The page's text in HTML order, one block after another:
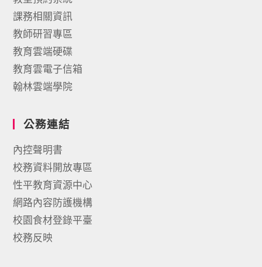
課務相關資訊
教師研習專區
教育雲端硬碟
教育雲電子信箱
翰林雲端學院
公務連結
內控聲明書
校務資料開放專區
性平教育資源中心
網路內容防護機構
校園食材登錄平臺
校務反映